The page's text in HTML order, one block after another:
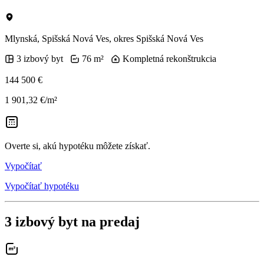
Mlynská, Spišská Nová Ves, okres Spišská Nová Ves
3 izbový byt
76 m² Kompletná rekonštrukcia
144 500 €
1 901,32 €/m²
Overte si, akú hypotéku môžete získať.
Vypočítať
Vypočítať hypotéku
3 izbový byt na predaj